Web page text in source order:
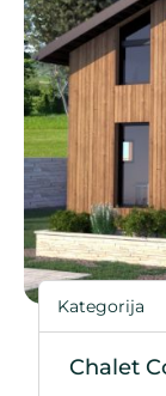
Kategorija
Chalet